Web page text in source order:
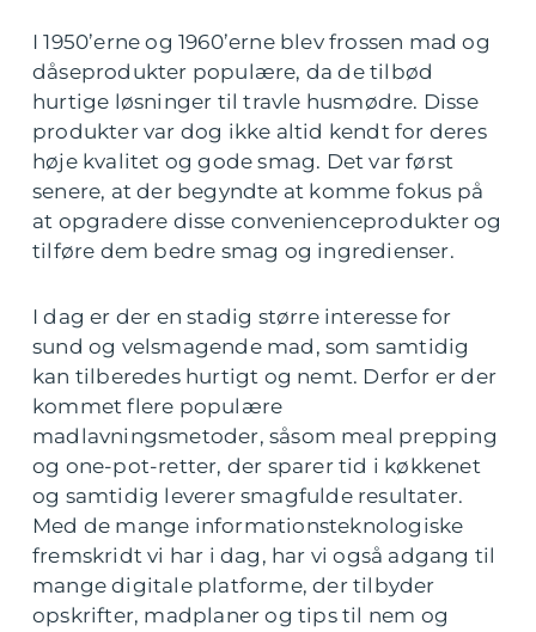
I 1950’erne og 1960’erne blev frossen mad og
dåseprodukter populære, da de tilbød
hurtige løsninger til travle husmødre. Disse
produkter var dog ikke altid kendt for deres
høje kvalitet og gode smag. Det var først
senere, at der begyndte at komme fokus på
at opgradere disse convenienceprodukter og
tilføre dem bedre smag og ingredienser.
I dag er der en stadig større interesse for
sund og velsmagende mad, som samtidig
kan tilberedes hurtigt og nemt. Derfor er der
kommet flere populære
madlavningsmetoder, såsom meal prepping
og one-pot-retter, der sparer tid i køkkenet
og samtidig leverer smagfulde resultater.
Med de mange informationsteknologiske
fremskridt vi har i dag, har vi også adgang til
mange digitale platforme, der tilbyder
opskrifter, madplaner og tips til nem og